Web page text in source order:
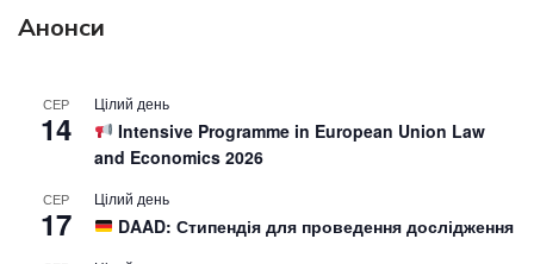
Анонси
СЕР
14
Цілий день
Intensive Programme in European Union Law
and Economics 2026
СЕР
17
Цілий день
DAAD: Стипендія для проведення дослідження